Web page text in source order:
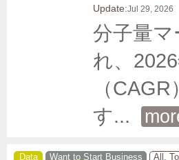
Update:Jul 29, 2026
分子量
れ、
（
す...
Data Want to Start Business All,